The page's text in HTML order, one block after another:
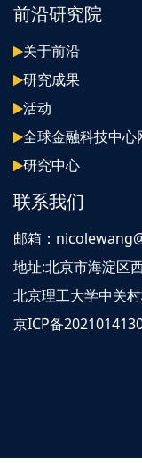
前沿研究院
关于前沿
研究成果
活动
全球金融科技中心
研究中心
联系我们
邮箱：
地址:北京市海淀区
北京理工大学中关
京ICP备